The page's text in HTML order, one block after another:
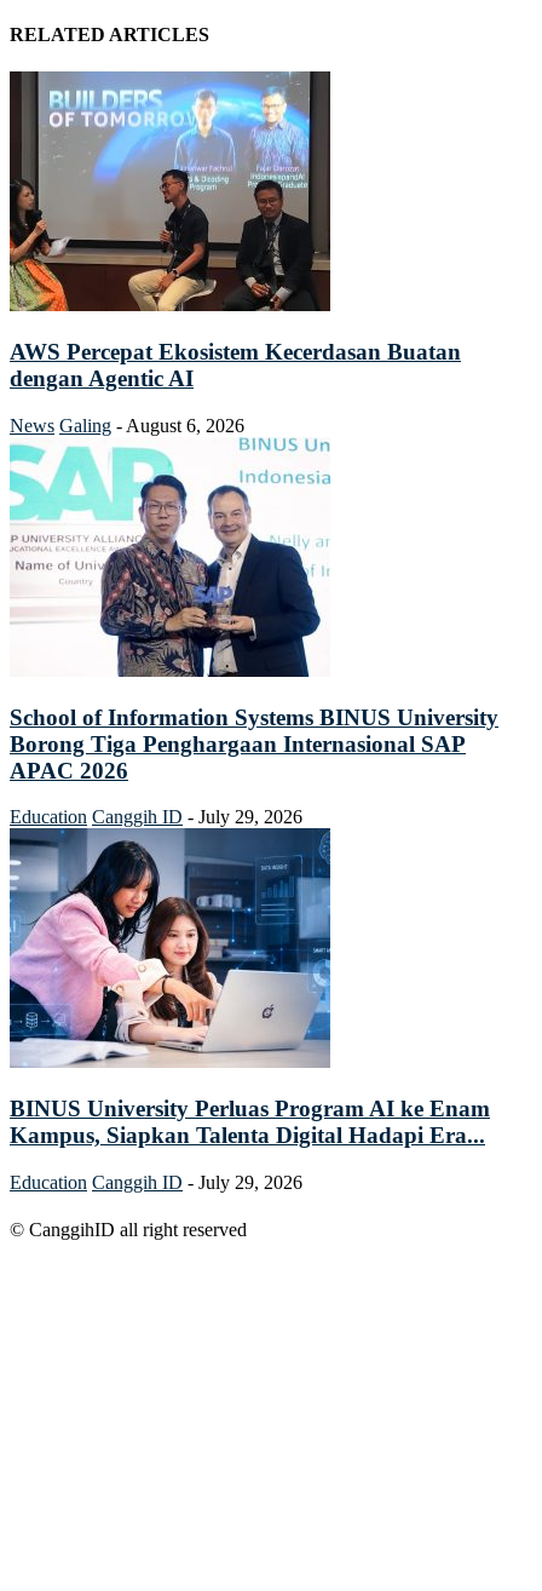
RELATED ARTICLES
AWS Percepat Ekosistem Kecerdasan Buatan
dengan Agentic AI
News Galing - August 6, 2026
School of Information Systems BINUS University
Borong Tiga Penghargaan Internasional SAP
APAC 2026
Education Canggih ID - July 29, 2026
BINUS University Perluas Program AI ke Enam
Kampus, Siapkan Talenta Digital Hadapi Era...
Education Canggih ID - July 29, 2026
© CanggihID all right reserved